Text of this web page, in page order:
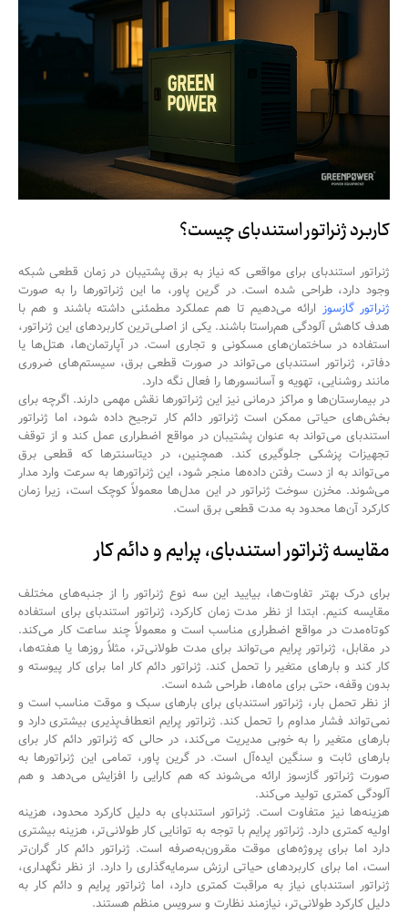
کاربرد ژنراتور استندبای چیست؟
ژنراتور استندبای برای مواقعی که نیاز به برق پشتیبان در زمان قطعی شبکه
وجود دارد، طراحی شده است. در گرین پاور، ما این ژنراتورها را به صورت
ژنراتور گازسوز ارائه می‌دهیم تا هم عملکرد مطمئنی داشته باشند و هم با
هدف کاهش آلودگی هم‌راستا باشند. یکی از اصلی‌ترین کاربردهای این ژنراتور،
استفاده در ساختمان‌های مسکونی و تجاری است. در آپارتمان‌ها، هتل‌ها یا
دفاتر، ژنراتور استندبای می‌تواند در صورت قطعی برق، سیستم‌های ضروری
مانند روشنایی، تهویه و آسانسورها را فعال نگه دارد.
در بیمارستان‌ها و مراکز درمانی نیز این ژنراتورها نقش مهمی دارند. اگرچه برای
بخش‌های حیاتی ممکن است ژنراتور دائم کار ترجیح داده شود، اما ژنراتور
استندبای می‌تواند به عنوان پشتیبان در مواقع اضطراری عمل کند و از توقف
تجهیزات پزشکی جلوگیری کند. همچنین، در دیتاسنترها که قطعی برق
می‌تواند به از دست رفتن داده‌ها منجر شود، این ژنراتورها به سرعت وارد مدار
می‌شوند. مخزن سوخت ژنراتوردر این مدل‌ها معمولاً کوچک است، زیرا زمان
کارکرد آن‌ها محدود به مدت قطعی برق است.
مقایسه ژنراتور استندبای، پرایم و دائم کار
برای درک بهتر تفاوت‌ها، بیایید این سه نوع ژنراتور را از جنبه‌های مختلف
مقایسه کنیم. ابتدا از نظر مدت زمان کارکرد، ژنراتور استندبای برای استفاده
کوتاه‌مدت در مواقع اضطراری مناسب است و معمولاً چند ساعت کار می‌کند.
در مقابل، ژنراتور پرایم می‌تواند برای مدت طولانی‌تر، مثلاً روزها یا هفته‌ها،
کار کند و بارهای متغیر را تحمل کند. ژنراتور دائم کار اما برای کار پیوسته و
بدون وقفه، حتی برای ماه‌ها، طراحی شده است.
از نظر تحمل بار، ژنراتور استندبای برای بارهای سبک و موقت مناسب است و
نمی‌تواند فشار مداوم را تحمل کند. ژنراتور پرایم انعطاف‌پذیری بیشتری دارد و
بارهای متغیر را به خوبی مدیریت می‌کند، در حالی که ژنراتور دائم کار برای
بارهای ثابت و سنگین ایده‌آل است. در گرین پاور، تمامی این ژنراتورها به
صورت ژنراتور گازسوز ارائه می‌شوند که هم کارایی را افزایش می‌دهد و هم
آلودگی کمتری تولید می‌کند.
هزینه‌ها نیز متفاوت است. ژنراتور استندبای به دلیل کارکرد محدود، هزینه
اولیه کمتری دارد. ژنراتور پرایم با توجه به توانایی کار طولانی‌تر، هزینه بیشتری
دارد اما برای پروژه‌های موقت مقرون‌به‌صرفه است. ژنراتور دائم کار گران‌تر
است، اما برای کاربردهای حیاتی ارزش سرمایه‌گذاری را دارد. از نظر نگهداری،
ژنراتور استندبای نیاز به مراقبت کمتری دارد، اما ژنراتور پرایم و دائم کار به
دلیل کارکرد طولانی‌تر، نیازمند نظارت و سرویس منظم هستند.